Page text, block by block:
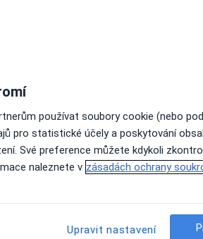
rezervace termínu není k
Rezervovat termín
Zítra Po
používat soubory cookie (nebo
pro statistické účely a poskytování
Své preference můžete kdykoli
naleznete v zásadách ochrany
Upravit nastavení